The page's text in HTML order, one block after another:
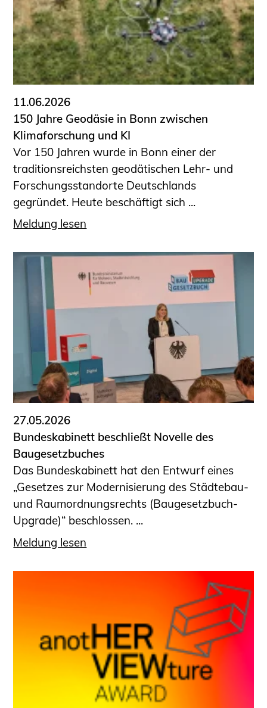
Wissenswertes für Studierende
Wettbewerbe für Studierende
BLING.BLING.
Kammer Newsletter
Presse
Kontakt und Anfahrt
Impressum
Datenschutz
Ingenieurakademie West
11.06.2026
150 Jahre Geodäsie in Bonn zwischen
Klimaforschung und KI
Vor 150 Jahren wurde in Bonn einer der
traditionsreichsten geodätischen Lehr- und
Forschungsstandorte Deutschlands
gegründet. Heute beschäftigt sich ...
Meldung lesen
27.05.2026
Bundeskabinett beschließt Novelle des
Baugesetzbuches
Das Bundeskabinett hat den Entwurf eines
„Gesetzes zur Modernisierung des Städtebau-
und Raumordnungsrechts (Baugesetzbuch-
Upgrade)“ beschlossen. ...
Meldung lesen